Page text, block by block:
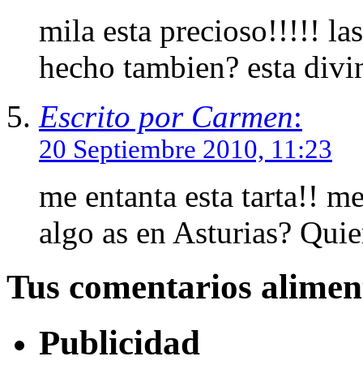
mila esta precioso!!!!!
hecho tambien? esta
Escrito por Carmen:
20 Septiembre 2010, 11:23
me entanta esta tarta!!
algo as en Asturias?
Tus comentarios
Publicidad